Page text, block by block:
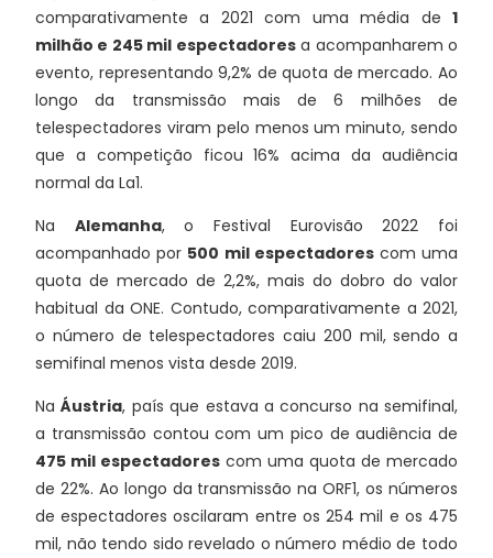
comparativamente a 2021 com uma média de 1
milhão e 245 mil espectadoresa acompanharem o
evento, representando 9,2% de quota de mercado. Ao
longo da transmissão mais de 6 milhões de
telespectadores viram pelo menos um minuto, sendo
que a competição ficou 16% acima da audiência
normal da La1.
Na Alemanha, o Festival Eurovisão 2022 foi
acompanhado por 500 mil espectadorescom uma
quota de mercado de 2,2%, mais do dobro do valor
habitual da ONE. Contudo, comparativamente a 2021,
o número de telespectadores caiu 200 mil, sendo a
semifinal menos vista desde 2019.
NaÁustria, país que estava a concurso na semifinal,
a transmissão contou com um pico de audiência de
475 mil espectadores com uma quota de mercado
de 22%. Ao longo da transmissão na ORF1, os números
de espectadores oscilaram entre os 254 mil e os 475
mil, não tendo sido revelado o número médio de todo